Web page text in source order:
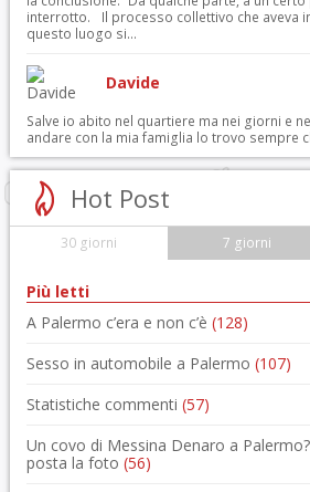
interrotto. Il processo collettivo che aveva
questo luogo si...
Davide
Salve io abito nel quartiere ma nei giorni e
andare con la mia famiglia lo trovo sempre
Hot Post
30 giorni 7 giorni
Più letti
A Palermo c’era e non c’è (128)
Sesso in automobile a Palermo (107)
Statistiche commenti (57)
Un covo di Messina Denaro a
posta la foto (56)